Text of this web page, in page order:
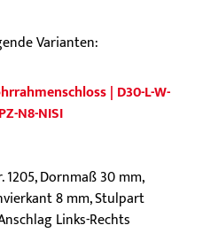
Varianten:
| D30-L-W-
N8-NISI
Dornmaß 30 mm,
8 mm, Stulpart
Links-Rechts